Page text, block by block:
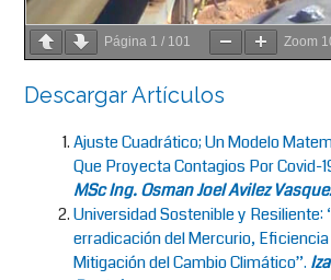
Página 1 / 101 Zoom
Descargar Artículos
Ajuste Cuadrático; Un Modelo
Que Proyecta Contagios Por Covid-
MSc Ing. Osman Joel Avilez
Universidad Sostenible y Resiliente:
erradicación del Mercurio,
Mitigación del Cambio Climático”.